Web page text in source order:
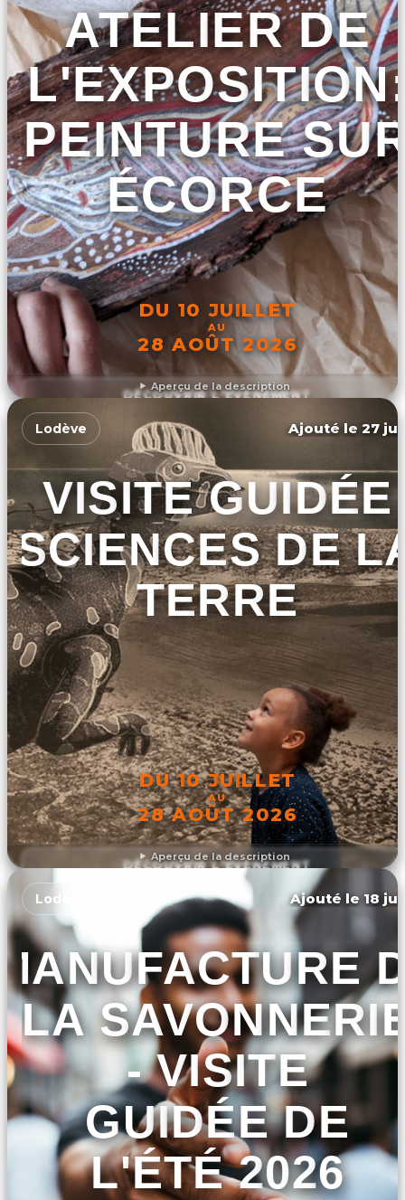
Aperçu de la description
ATELIER DE
PEINTURE
ÉCORCE
DU 10 JUILLET
AU
28 AOÛT 2026
DÉCOUVRIR L'ÉVÉNEMENT
Aperçu de la description
Lodève Ajouté le 27
VISITE GUIDÉE
SCIENCES DE
TERRE
DU 10 JUILLET
AU
28 AOÛT 2026
DÉCOUVRIR L'ÉVÉNEMENT
Lodève Ajouté le 18
LA
- VISITE
GUIDÉE DE
L'ÉTÉ 2026